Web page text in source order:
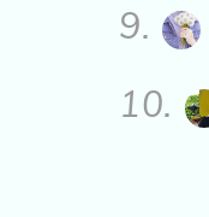
9.
10.